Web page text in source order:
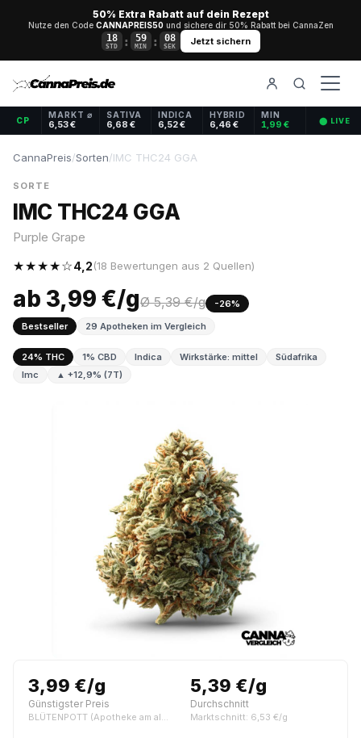
50% Extra Rabatt auf dein Rezept
Nutze den Code CANNAPREIS50und sichere dir 50% Rabatt bei CannaZen
18
STD : 59
MIN : 08
SEK Jetzt sichern
CP
MARKT ⌀
6,53 €
SATIVA
6,68 €
INDICA
6,52 €
HYBRID
6,46 €
MIN
1,99 € ⬤ LIVE
CannaPreis/Sorten/IMC THC24 GGA
SORTE
IMC THC24 GGA
Purple Grape
★★★★☆4,2(18 Bewertungen aus 2 Quellen)
ab 3,99 €/gØ 5,39 €/g
-26%
Bestseller
29 Apotheken im Vergleich
24% THC 1% CBD Indica Wirkstärke: mittel
Südafrika
Imc
▲ +12,9% (7T)
3,99 €/g
Günstigster Preis
BLÜTENPOTT (Apotheke am alten Markt, Bochum)
5,39 €/g
Durchschnitt
Marktschnitt: 6,53 €/g